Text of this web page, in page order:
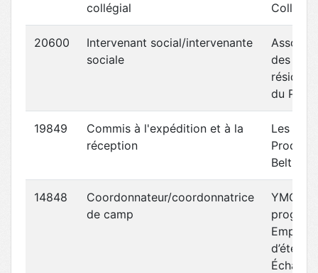
collégial
College
20600
Intervenant social/intervenante
sociale
des
du
19849
Commis à l'expédition et à la
réception
Les
Produits
Belt-
14848
Coordonnateur/coordonnatrice
de camp
YMCA
Emplois
d’été